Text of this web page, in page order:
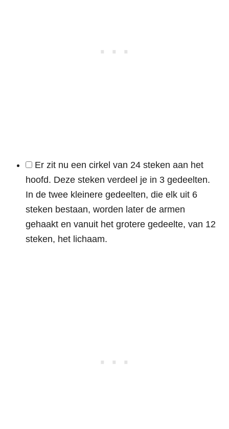
Er zit nu een cirkel van 24 steken aan het
hoofd. Deze steken verdeel je in 3 gedeelten.
In de twee kleinere gedeelten, die elk uit 6
steken bestaan, worden later de armen
gehaakt en vanuit het grotere gedeelte, van 12
steken, het lichaam.